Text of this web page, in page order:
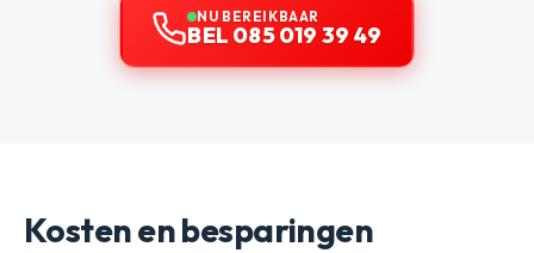
NU BEREIKBAAR
BEL 085 019 39 49
Kosten en besparingen